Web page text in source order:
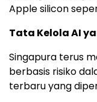
Apple silicon
Tata Kelola AI
Singapura terus
berbasis risiko
terbaru yang